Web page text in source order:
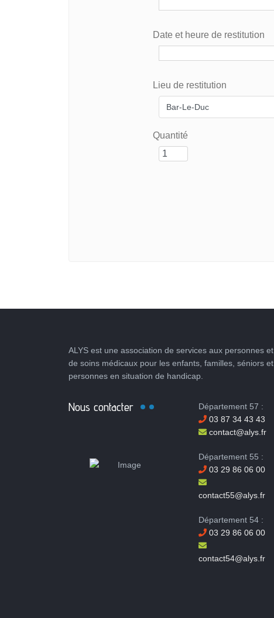
Date et heure de restitution
Lieu de restitution
Quantité
ALYS est une association de services aux personnes et
de soins médicaux pour les enfants, familles, séniors et
personnes en situation de handicap.
Nous contacter
Département 57 :
03 87 34 43 43
contact@alys.fr
Département 55 :
03 29 86 06 00
contact55@alys.fr
Département 54 :
03 29 86 06 00
contact54@alys.fr